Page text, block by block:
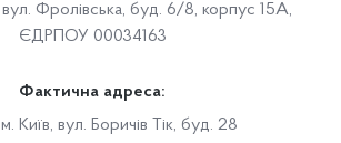
вул. Фролівська, буд. 6/8, корпус 15А,
ЄДРПОУ 00034163
Фактична адреса:
Київ, вул. Боричів Тік, буд. 28